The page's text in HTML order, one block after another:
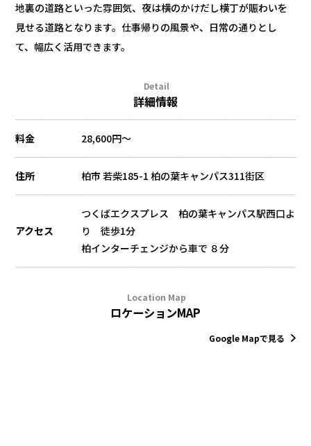
地裏の道路といった雰囲気、夜は横のかけだし横丁が賑わいを
見せる道路となります。仕事帰りの風景や、日常の通りとし
て、幅広く活用できます。
Detail
詳細情報
料金 28,600円〜
住所 柏市 若柴185-1 柏の葉キャンパス311街区
アクセス
つくばエクスプレス 柏の葉キャンパス駅西口よ
り 徒歩1分
柏インターチェンジから車で ８分
Location Map
ロケーションMAP
Google Mapで見る